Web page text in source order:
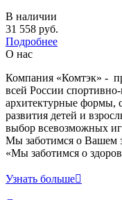
В наличии
31 558 руб.
Подробнее
О нас
Компания «Комтэк» -
всей России
архитектурные формы,
развития детей и
выбор всевозможных
Мы заботимся о Вашем
«Мы заботимся о
Узнать больше